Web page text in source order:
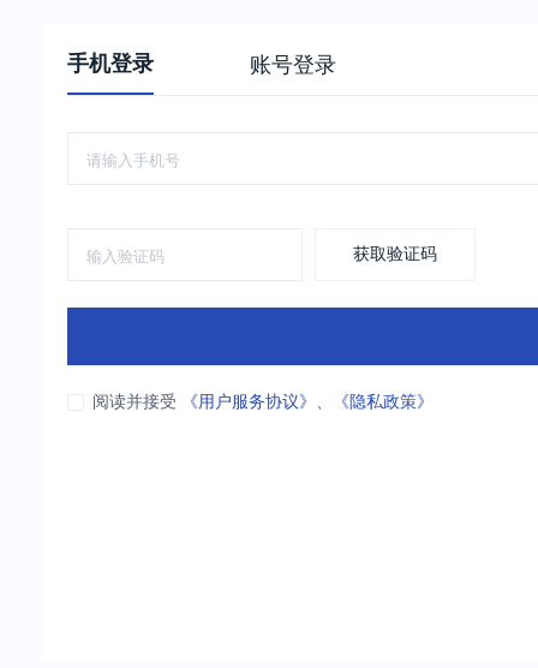
手机登录 账号登录
获取验证码
阅读并接受 《用户服务协议》 、 《隐私政策》